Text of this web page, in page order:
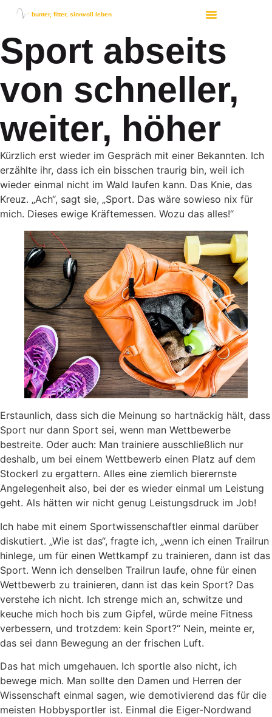
bunter, fitter, sinnvoll leben
Sport abseits
von schneller,
weiter, höher
Kürzlich erst wieder im Gespräch mit einer Bekannten. Ich
erzählte ihr, dass ich ein bisschen traurig bin, weil ich
wieder einmal nicht im Wald laufen kann. Das Knie, das
Kreuz. „Ach“, sagt sie, „Sport. Das wäre sowieso nix für
mich. Dieses ewige Kräftemessen. Wozu das alles!“
Erstaunlich, dass sich die Meinung so hartnäckig hält, dass
Sport nur dann Sport sei, wenn man Wettbewerbe
bestreite. Oder auch: Man trainiere ausschließlich nur
deshalb, um bei einem Wettbewerb einen Platz auf dem
Stockerl zu ergattern. Alles eine ziemlich bierernste
Angelegenheit also, bei der es wieder einmal um Leistung
geht. Als hätten wir nicht genug Leistungsdruck im Job!
Ich habe mit einem Sportwissenschaftler einmal darüber
diskutiert. „Wie ist das“, fragte ich, „wenn ich einen Trailrun
hinlege, um für einen Wettkampf zu trainieren, dann ist das
Sport. Wenn ich denselben Trailrun laufe, ohne für einen
Wettbewerb zu trainieren, dann ist das kein Sport? Das
verstehe ich nicht. Ich strenge mich an, schwitze und
keuche mich hoch bis zum Gipfel, würde meine Fitness
verbessern, und trotzdem: kein Sport?“ Nein, meinte er,
das sei dann Bewegung an der frischen Luft.
Das hat mich umgehauen. Ich sportle also nicht, ich
bewege mich. Man sollte den Damen und Herren der
Wissenschaft einmal sagen, wie demotivierend das für die
meisten Hobbysportler ist. Einmal die Eiger-Nordwand